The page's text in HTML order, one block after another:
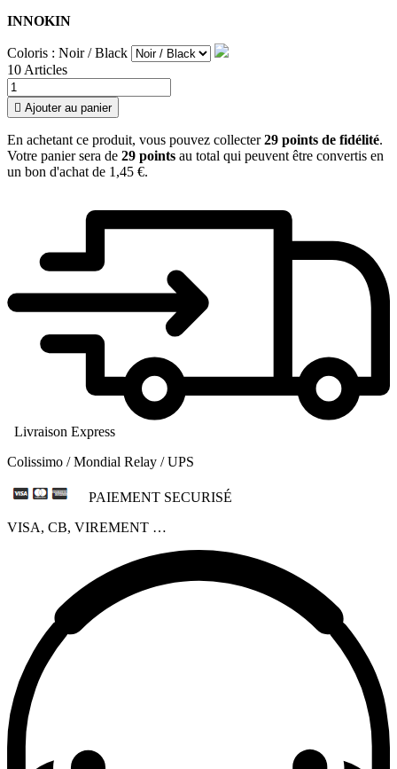
INNOKIN
Coloris : Noir / Black
10 Articles
 Ajouter au panier
En achetant ce produit, vous pouvez collecter29 points de fidélité.
Votre panier sera de 29 points au total qui peuvent être convertis en
un bon d'achat de 1,45 €.
Livraison Express
Colissimo / Mondial Relay / UPS
PAIEMENT SECURISÉ
VISA, CB, VIREMENT …